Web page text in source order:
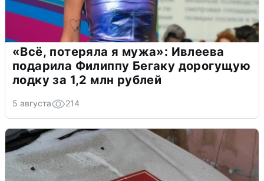
«Всё, потеряла я мужа»: Ивлеева
подарила Филиппу Бегаку дорогущую
лодку за 1,2 млн рублей
5 августа 214